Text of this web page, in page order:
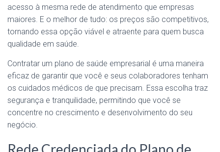
acesso à mesma rede de atendimento que empresas
maiores. E o melhor de tudo: os preços são competitivos,
tornando essa opção viável e atraente para quem busca
qualidade em saúde.
Contratar um plano de saúde empresarial é uma maneira
eficaz de garantir que você e seus colaboradores tenham
os cuidados médicos de que precisam. Essa escolha traz
segurança e tranquilidade, permitindo que você se
concentre no crescimento e desenvolvimento do seu
negócio.